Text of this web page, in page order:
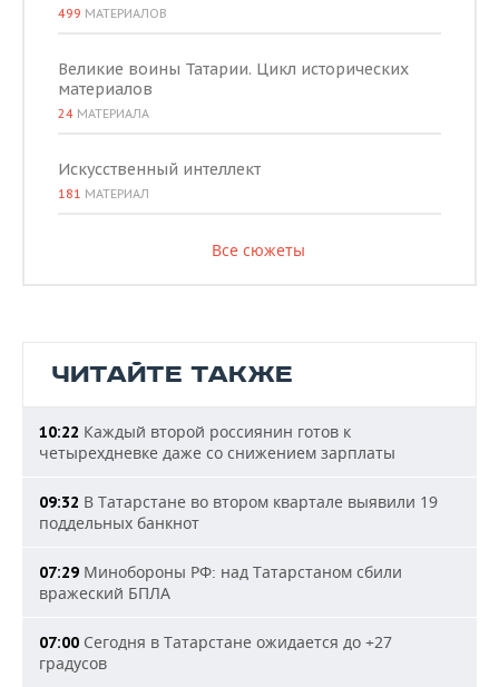
499 МАТЕРИАЛОВ
Великие воины Татарии. Цикл исторических
материалов
24 МАТЕРИАЛА
Искусственный интеллект
181 МАТЕРИАЛ
Все сюжеты
ЧИТАЙТЕ ТАКЖЕ
10:22 Каждый второй россиянин готов к
четырехдневке даже со снижением зарплаты
09:32 В Татарстане во втором квартале выявили 19
поддельных банкнот
07:29 Минобороны РФ: над Татарстаном сбили
вражеский БПЛА
07:00 Сегодня в Татарстане ожидается до +27
градусов